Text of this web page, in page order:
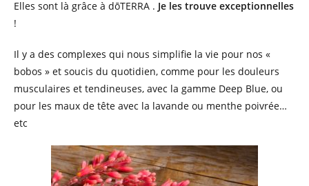
Elles sont là grâce à dōTERRA . Je les trouve exceptionnelles
!
Il y a des complexes qui nous simplifie la vie pour nos «
bobos » et soucis du quotidien, comme pour les douleurs
musculaires et tendineuses, avec la gamme Deep Blue, ou
pour les maux de tête avec la lavande ou menthe poivrée…
etc